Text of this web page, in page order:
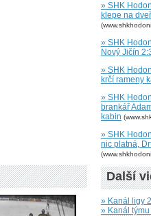
» SHK
klepe na
» SHK
Nový Jičín
» SHK
krčí rameny
» SHK
brankář
kabin
» SHK
nic platná,
Další
» Kanál ligy
» Kanál